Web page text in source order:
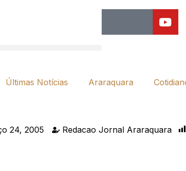
Últimas Notícias Araraquara
24, 2005 Redacao Jornal Araraquara